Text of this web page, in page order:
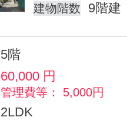
建物階数 9階建
5階
60,000 円
管理費等： 5,000円
2LDK